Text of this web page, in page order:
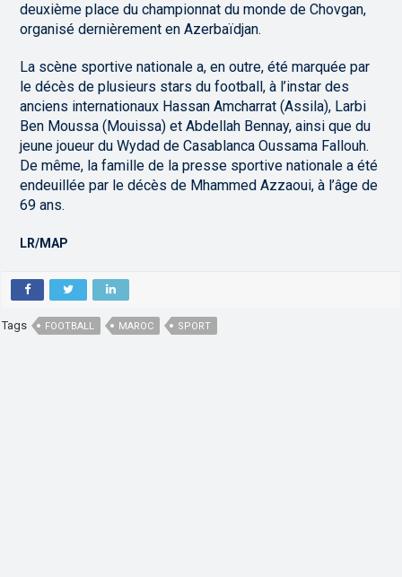
deuxième place du championnat du monde de Chovgan,
organisé dernièrement en Azerbaïdjan.
La scène sportive nationale a, en outre, été marquée par
le décès de plusieurs stars du football, à l’instar des
anciens internationaux Hassan Amcharrat (Assila), Larbi
Ben Moussa (Mouissa) et Abdellah Bennay, ainsi que du
jeune joueur du Wydad de Casablanca Oussama Fallouh.
De même, la famille de la presse sportive nationale a été
endeuillée par le décès de Mhammed Azzaoui, à l’âge de
69 ans.
LR/MAP
Tags FOOTBALL MAROC SPORT